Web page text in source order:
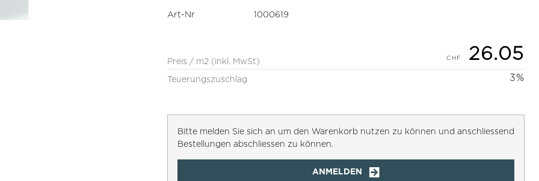
Preis / m2 (inkl. MwSt) 26.05
Teuerungszuschlag 3%
Bitte melden Sie sich an um den Warenkorb nutzen zu können und anschliessend
Bestellungen abschliessen zu können.
ANMELDEN
Art-Nr 1000619